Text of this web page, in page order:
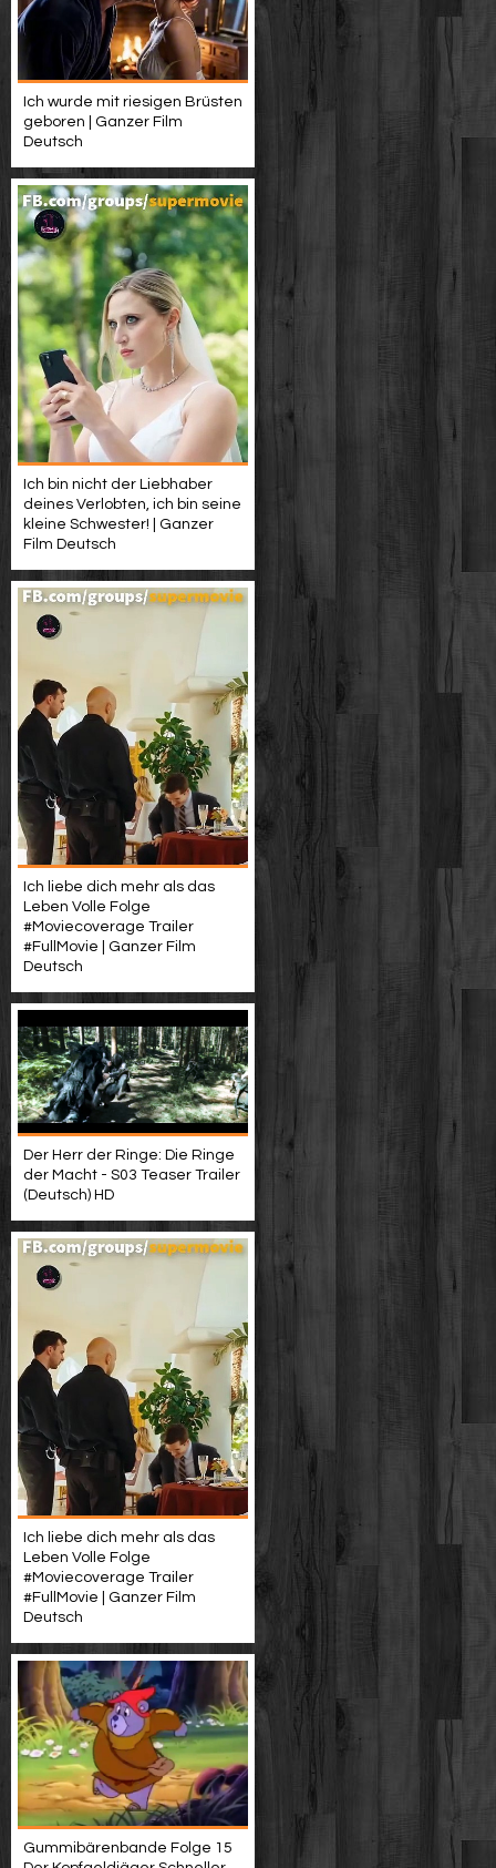
Ich wurde mit riesigen Brüsten
geboren | Ganzer Film
Deutsch
Ich bin nicht der Liebhaber
deines Verlobten, ich bin seine
kleine Schwester! | Ganzer
Film Deutsch
Ich liebe dich mehr als das
Leben Volle Folge
#Moviecoverage Trailer
#FullMovie | Ganzer Film
Deutsch
Der Herr der Ringe: Die Ringe
der Macht - S03 Teaser Trailer
(Deutsch) HD
Ich liebe dich mehr als das
Leben Volle Folge
#Moviecoverage Trailer
#FullMovie | Ganzer Film
Deutsch
Gummibärenbande Folge 15